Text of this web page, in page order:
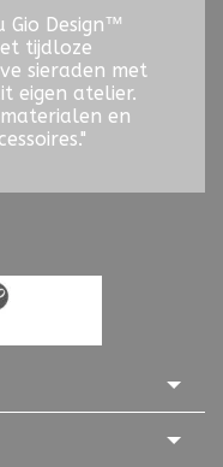
Gio Design™
tijdloze
sieraden met
eigen atelier.
en